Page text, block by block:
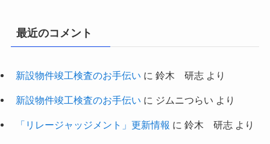
最近のコメント
新設物件竣工検査のお手伝い に 鈴木 研志より
新設物件竣工検査のお手伝い に ジムニつらい より
「リレージャッジメント」更新情報 に 鈴木 研志より